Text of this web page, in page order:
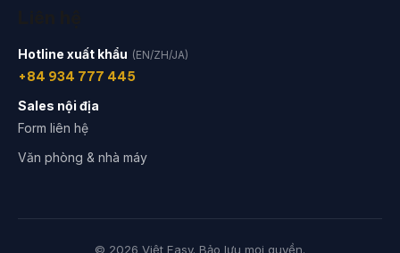
Hotline xuất khẩu (EN/ZH/JA)
+84 934 777 445
Sales nội địa
Form liên hệ
Văn phòng & nhà máy
© 2026 Việt Easy. Bảo lưu mọi quyền.